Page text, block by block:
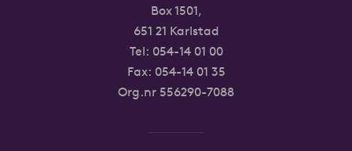
Box 1501,
651 21 Karlstad
Tel: 054-14 01 00
Fax: 054-14 01 35
Org.nr 556290-7088